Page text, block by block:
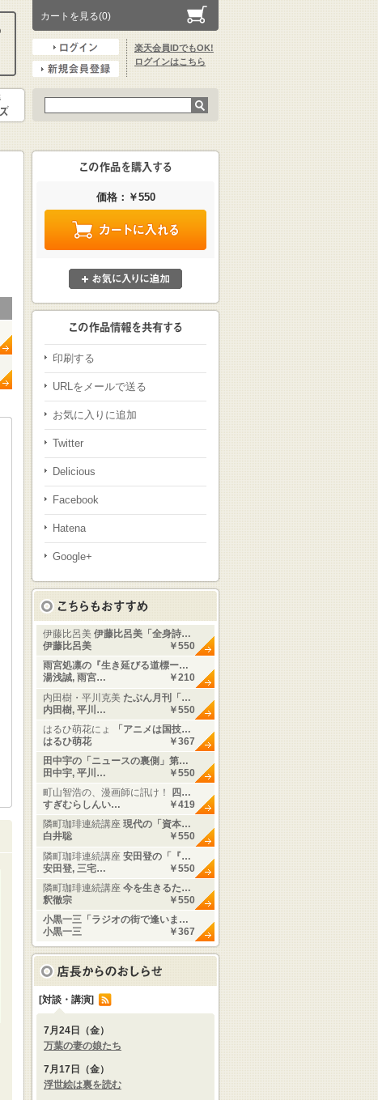
カートを見る(0)
楽天会員IDでもOK!
ログインはこちら
価格：￥550
印刷する
URLをメールで送る
お気に入りに追加
Twitter
Delicious
Facebook
Hatena
Google+
伊藤比呂美 伊藤比呂美「全身詩…
伊藤比呂美
￥550
雨宮処凛の『生き延びる道標ー…
湯浅誠, 雨宮…
￥210
内田樹・平川克美 たぶん月刊「…
内田樹, 平川…
￥550
はるひ萌花にょ
「アニメは国技…
はるひ萌花
￥367
田中宇の「ニュースの裏側」第…
田中宇, 平川…
￥550
町山智浩の、漫画師に訊け！
四…
すぎむらしんい…
￥419
隣町珈琲連続講座 現代の「資本…
白井聡
￥550
隣町珈琲連続講座 安田登の「『…
安田登, 三宅…
￥550
隣町珈琲連続講座 今を生きるた…
釈徹宗
￥550
小黒一三「ラジオの街で逢いま…
小黒一三
￥367
[対談・講演]
7月24日（金）
万葉の妻の娘たち
7月17日（金）
浮世絵は裏を読む